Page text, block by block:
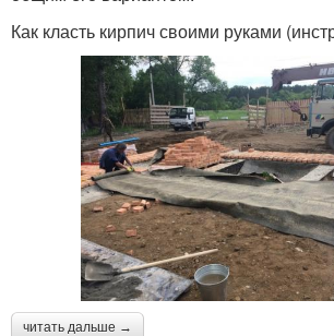
Как класть кирпич своими руками
читать дальше →